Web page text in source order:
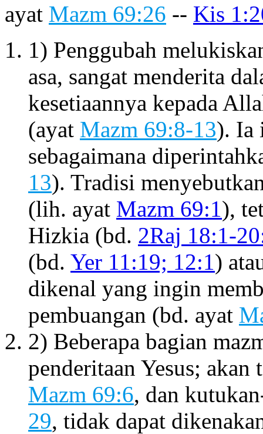
ayat Mazm 69:26 -- Kis
1) Penggubah
asa, sangat menderita
kesetiaannya kepada
(ayat Mazm 69:8-13). Ia
sebagaimana
13). Tradisi
(lih. ayat Mazm 69:1 ),
Hizkia (bd. 2Raj 18:1-
(bd. Yer 11:19; 12:1 )
dikenal yang ingin
pembuangan (bd. ayat
2) Beberapa bagian
penderitaan Yesus; akan
Mazm 69:6, dan
29, tidak dapat